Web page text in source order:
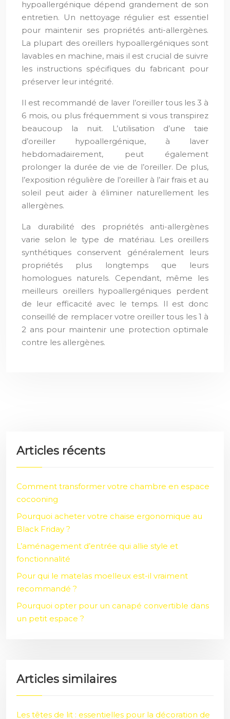
hypoallergénique dépend grandement de son
entretien. Un nettoyage régulier est essentiel
pour maintenir ses propriétés anti-allergènes.
La plupart des oreillers hypoallergéniques sont
lavables en machine, mais il est crucial de suivre
les instructions spécifiques du fabricant pour
préserver leur intégrité.
Il est recommandé de laver l’oreiller tous les 3 à
6 mois, ou plus fréquemment si vous transpirez
beaucoup la nuit. L’utilisation d’une taie
d’oreiller hypoallergénique, à laver
hebdomadairement, peut également
prolonger la durée de vie de l’oreiller. De plus,
l’exposition régulière de l’oreiller à l’air frais et au
soleil peut aider à éliminer naturellement les
allergènes.
La durabilité des propriétés anti-allergènes
varie selon le type de matériau. Les oreillers
synthétiques conservent généralement leurs
propriétés plus longtemps que leurs
homologues naturels. Cependant, même les
meilleurs oreillers hypoallergéniques perdent
de leur efficacité avec le temps. Il est donc
conseillé de remplacer votre oreiller tous les 1 à
2 ans pour maintenir une protection optimale
contre les allergènes.
Articles récents
Comment transformer votre chambre en espace
cocooning
Pourquoi acheter votre chaise ergonomique au
Black Friday ?
L’aménagement d’entrée qui allie style et
fonctionnalité
Pour qui le matelas moelleux est-il vraiment
recommandé ?
Pourquoi opter pour un canapé convertible dans
un petit espace ?
Articles similaires
Les têtes de lit : essentielles pour la décoration de